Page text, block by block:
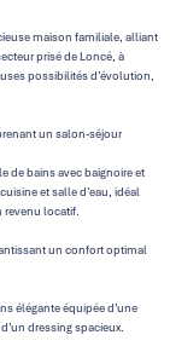
maison familiale, alliant
prisé de Loncé, à
possibilités d’évolution,
un salon-séjour
de bains avec baignoire et
et salle d’eau, idéal
revenu locatif.
un confort optimal
élégante équipée d’une
dressing spacieux.